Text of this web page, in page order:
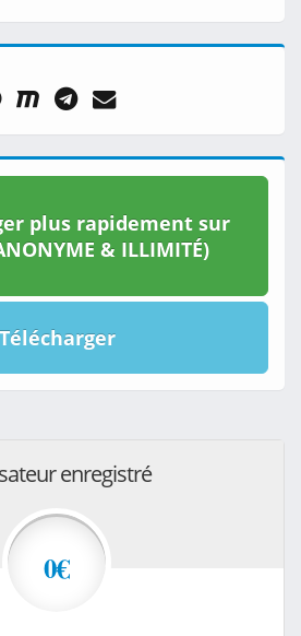
plus rapidement sur
& ILLIMITÉ)
Télécharger
enregistré
0€